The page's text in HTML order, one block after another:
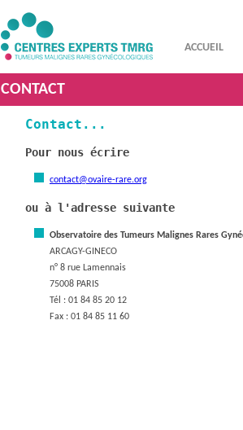
ACCUEIL
CONTACT
Contact...
Pour nous écrire
contact@ovaire-rare.org
ou à l'adresse suivante
Observatoire des Tumeurs Malignes Rares
ARCAGY-GINECO
n° 8 rue Lamennais
75008 PARIS
Tél : 01 84 85 20 12
Fax : 01 84 85 11 60